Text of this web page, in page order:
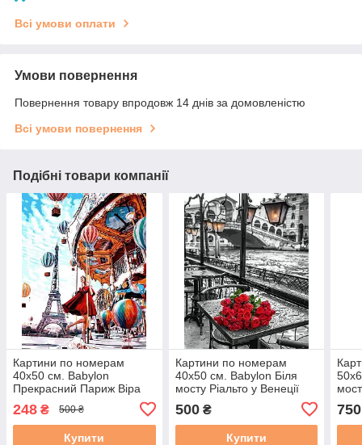
Всі умови оплати
Умови повернення
Повернення товару впродовж 14 днів за домовленістю
Всі умови повернення
Подібні товари компанії
Картини по номерам
40х50 см. Babylon
Прекрасний Париж Віра
Брежнєва Фотохудожник
Христина Макеєва (RVP-
1015)
248 ₴ 500 ₴
Купити
Картини по номерам
40х50 см. Babylon Біля
мосту Ріальто у Венеції
Франк (VP-694 )
500₴
Купити
750